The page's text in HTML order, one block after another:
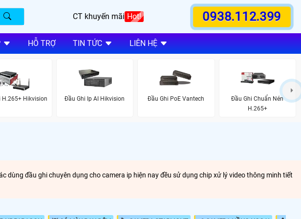
CT khuyến mãi Hot! 0938.112.399
HỖ TRỢ TIN TỨC LIÊN HỆ
H.265+ Hikvision Đầu Ghi Ip AI Hikvision Đầu Ghi PoE Vantech
Đầu Ghi Chuẩn Nén
H.265+
dùng đầu ghi chuyên dụng cho camera ip hiện nay đều sử dụng chip xử lý video thông minh tiết